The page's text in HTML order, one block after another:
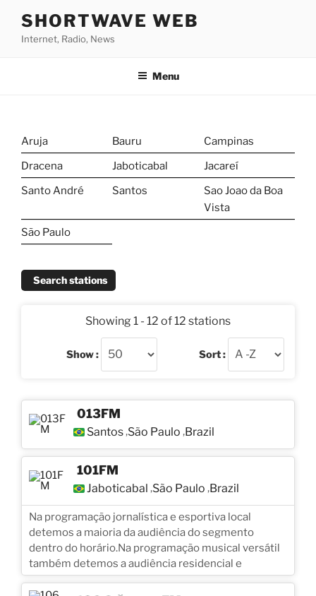
content
SHORTWAVE WEB
Internet, Radio, News
Menu
Aruja Bauru
Campinas
Dracena
Jaboticabal
Jacareí
Santo André
Santos
Sao Joao da Boa
Vista
São Paulo
Search stations
Showing 1 - 12 of 12 stations
Show : Sort :
013FM
Santos,São Paulo ,Brazil
101FM
Jaboticabal ,São Paulo ,Brazil
Na programação jornalística e esportiva local
detemos a maioria da audiência do segmento
dentro do horário.Na programação musical versátil
também detemos a audiência residencial e